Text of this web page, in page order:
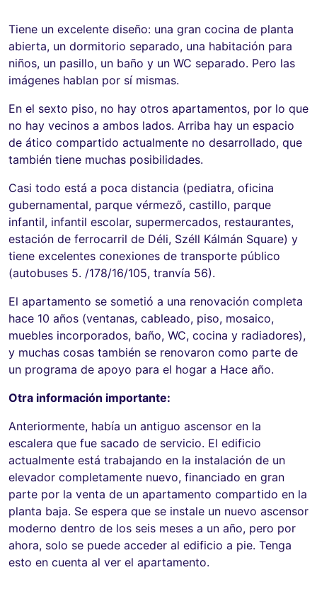
Tiene un excelente diseño: una gran cocina de planta
abierta, un dormitorio separado, una habitación para
niños, un pasillo, un baño y un WC separado. Pero las
imágenes hablan por sí mismas.
En el sexto piso, no hay otros apartamentos, por lo que
no hay vecinos a ambos lados. Arriba hay un espacio
de ático compartido actualmente no desarrollado, que
también tiene muchas posibilidades.
Casi todo está a poca distancia (pediatra, oficina
gubernamental, parque vérmező, castillo, parque
infantil, infantil escolar, supermercados, restaurantes,
estación de ferrocarril de Déli, Széll Kálmán Square) y
tiene excelentes conexiones de transporte público
(autobuses 5. /178/16/105, tranvía 56).
El apartamento se sometió a una renovación completa
hace 10 años (ventanas, cableado, piso, mosaico,
muebles incorporados, baño, WC, cocina y radiadores),
y muchas cosas también se renovaron como parte de
un programa de apoyo para el hogar a Hace año.
Otra información importante:
Anteriormente, había un antiguo ascensor en la
escalera que fue sacado de servicio. El edificio
actualmente está trabajando en la instalación de un
elevador completamente nuevo, financiado en gran
parte por la venta de un apartamento compartido en la
planta baja. Se espera que se instale un nuevo ascensor
moderno dentro de los seis meses a un año, pero por
ahora, solo se puede acceder al edificio a pie. Tenga
esto en cuenta al ver el apartamento.